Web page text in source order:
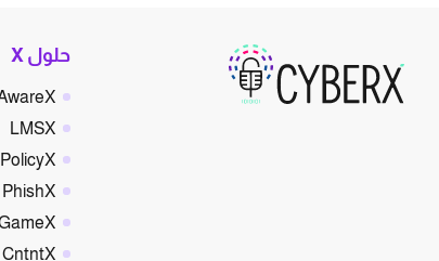
حلول X
LMSX
PolicyX
PhishX
CntntX